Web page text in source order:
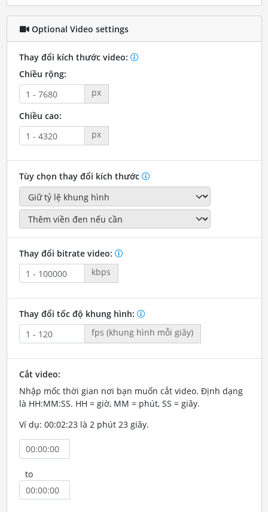
Optional Video settings
Thay đổi kích thước video:
Chiều rộng:
px
Chiều cao:
px
Tùy chọn thay đổi kích thước
Thay đổi bitrate video:
kbps
Thay đổi tốc độ khung hình:
fps (khung hình mỗi giây)
Cắt video:
Nhập mốc thời gian nơi bạn muốn cắt video. Định dạng
là HH:MM:SS. HH = giờ, MM = phút, SS = giây.
Ví dụ: 00:02:23 là 2 phút 23 giây.
to